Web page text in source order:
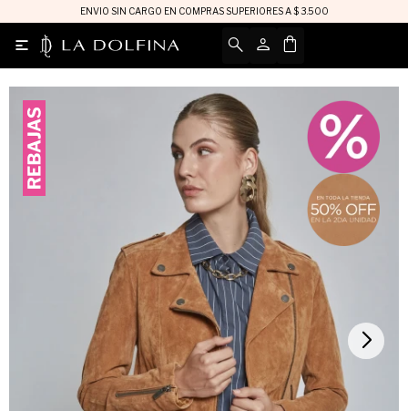
ENVIO SIN CARGO EN COMPRAS SUPERIORES A $ 3.500
